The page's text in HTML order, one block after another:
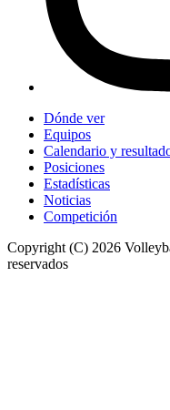
Dónde ver
Equipos
Calendario y
Posiciones
Estadísticas
Noticias
Competición
Copyright (C) 2026
reservados